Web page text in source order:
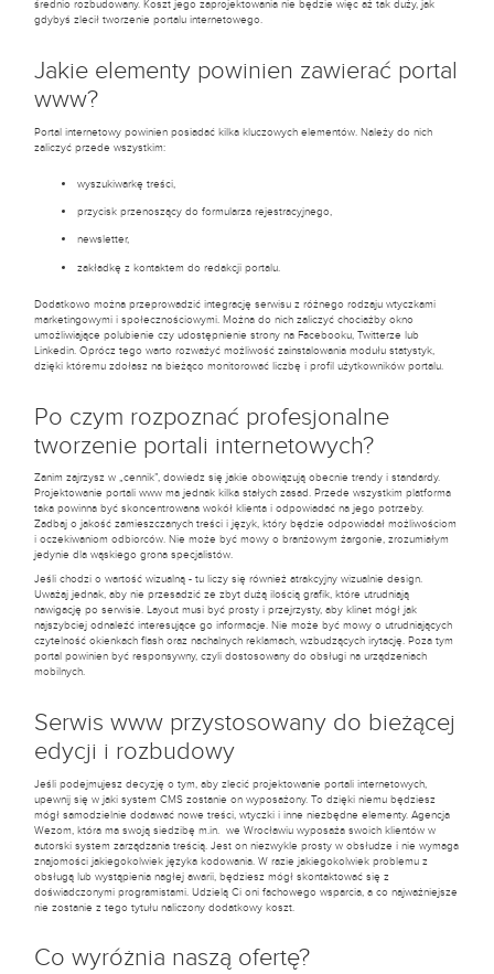
średnio rozbudowany. Koszt jego zaprojektowania nie będzie więc aż tak duży, jak
gdybyś zlecił tworzenie portalu internetowego.
Jakie elementy powinien zawierać portal
www?
Portal internetowy powinien posiadać kilka kluczowych elementów. Należy do nich
zaliczyć przede wszystkim:
wyszukiwarkę treści,
przycisk przenoszący do formularza rejestracyjnego,
newsletter,
zakładkę z kontaktem do redakcji portalu.
Dodatkowo można przeprowadzić integrację serwisu z różnego rodzaju wtyczkami
marketingowymi i społecznościowymi. Można do nich zaliczyć chociażby okno
umożliwiające polubienie czy udostępnienie strony na Facebooku, Twitterze lub
Linkedin. Oprócz tego warto rozważyć możliwość zainstalowania modułu statystyk,
dzięki któremu zdołasz na bieżąco monitorować liczbę i profil użytkowników portalu.
Po czym rozpoznać profesjonalne
tworzenie portali internetowych?
Zanim zajrzysz w „cennik”, dowiedz się jakie obowiązują obecnie trendy i standardy.
Projektowanie portali www ma jednak kilka stałych zasad. Przede wszystkim platforma
taka powinna być skoncentrowana wokół klienta i odpowiadać na jego potrzeby.
Zadbaj o jakość zamieszczanych treści i język, który będzie odpowiadał możliwościom
i oczekiwaniom odbiorców. Nie może być mowy o branżowym żargonie, zrozumiałym
jedynie dla wąskiego grona specjalistów.
Jeśli chodzi o wartość wizualną - tu liczy się również atrakcyjny wizualnie design.
Uważaj jednak, aby nie przesadzić ze zbyt dużą ilością grafik, które utrudniają
nawigację po serwisie. Layout musi być prosty i przejrzysty, aby klinet mógł jak
najszybciej odnaleźć interesujące go informacje. Nie może być mowy o utrudniających
czytelność okienkach flash oraz nachalnych reklamach, wzbudzących irytację. Poza tym
portal powinien być responsywny, czyli dostosowany do obsługi na urządzeniach
mobilnych.
Serwis www przystosowany do bieżącej
edycji i rozbudowy
Jeśli podejmujesz decyzję o tym, aby zlecić projektowanie portali internetowych,
upewnij się w jaki system CMS zostanie on wyposażony. To dzięki niemu będziesz
mógł samodzielnie dodawać nowe treści, wtyczki i inne niezbędne elementy. Agencja
Wezom, która ma swoją siedzibę m.in. we Wrocławiu wyposaża swoich klientów w
autorski system zarządzania treścią. Jest on niezwykle prosty w obsłudze i nie wymaga
znajomości jakiegokolwiek języka kodowania. W razie jakiegokolwiek problemu z
obsługą lub wystąpienia nagłej awarii, będziesz mógł skontaktować się z
doświadczonymi programistami. Udzielą Ci oni fachowego wsparcia, a co najważniejsze
nie zostanie z tego tytułu naliczony dodatkowy koszt.
Co wyróżnia naszą ofertę?